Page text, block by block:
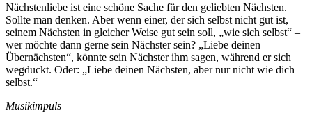
Nächstenliebe ist eine schöne Sache für den geliebten Nächsten.
Sollte man denken. Aber wenn einer, der sich selbst nicht gut ist,
seinem Nächsten in gleicher Weise gut sein soll, „wie sich selbst“ –
wer möchte dann gerne sein Nächster sein? „Liebe deinen
Übernächsten“, könnte sein Nächster ihm sagen, während er sich
wegduckt. Oder: „Liebe deinen Nächsten, aber nur nicht wie dich
selbst.“
Musikimpuls